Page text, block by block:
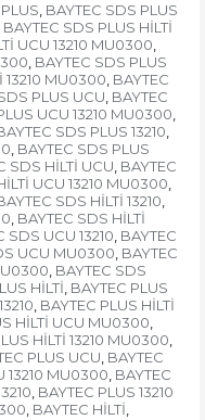
, BAYTEC SDS PLUS
BAYTEC SDS PLUS HİLTİ
UCU 13210 MU0300,
, BAYTEC SDS PLUS
13210 MU0300, BAYTEC
PLUS UCU, BAYTEC
UCU 13210 MU0300,
SDS PLUS 13210,
, BAYTEC SDS PLUS
SDS HİLTİ UCU, BAYTEC
UCU 13210 MU0300,
SDS HİLTİ 13210,
, BAYTEC SDS HİLTİ
SDS UCU 13210, BAYTEC
UCU MU0300, BAYTEC
, BAYTEC SDS
HİLTİ, BAYTEC PLUS
, BAYTEC PLUS HİLTİ
HİLTİ UCU MU0300,
HİLTİ 13210 MU0300,
PLUS UCU, BAYTEC
13210 MU0300, BAYTEC
, BAYTEC PLUS 13210
, BAYTEC HİLTİ,